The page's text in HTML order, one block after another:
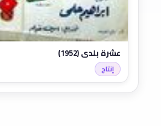
عشرة بلدي (1952)
إنتاج